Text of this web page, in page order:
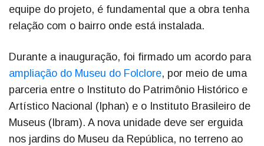
equipe do projeto, é fundamental que a obra tenha
relação com o bairro onde está instalada.
Durante a inauguração, foi firmado um acordo para
ampliação do Museu do Folclore, por meio de uma
parceria entre o Instituto do Patrimônio Histórico e
Artístico Nacional (Iphan) e o Instituto Brasileiro de
Museus (Ibram). A nova unidade deve ser erguida
nos jardins do Museu da República, no terreno ao